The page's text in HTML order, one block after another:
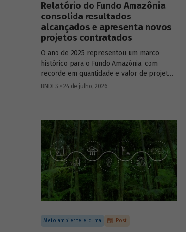
Relatório do Fundo Amazônia
consolida resultados
alcançados e apresenta novos
projetos contratados
O ano de 2025 representou um marco
histórico para o Fundo Amazônia, com
recorde em quantidade e valor de projetos
aprovados, assim como em desembolsos:
foram contratados 25 novos projetos.
BNDES • 24 de julho, 2026
Meio ambiente e clima Post